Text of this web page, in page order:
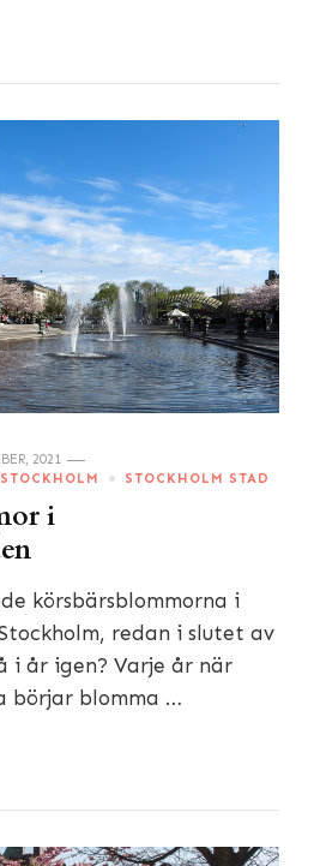
2021
STOCKHOLM STOCKHOLM STAD
i
körsbärsblommorna i
redan i slutet av
i år igen? Varje år när
börjar blomma …